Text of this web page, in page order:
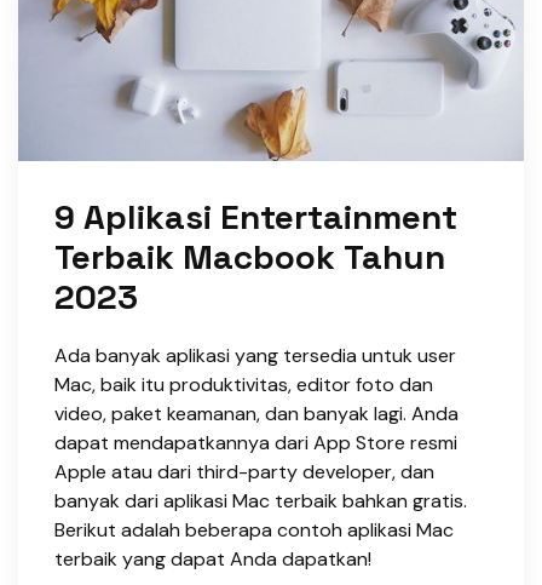
9 Aplikasi Entertainment
Terbaik Macbook Tahun
2023
Ada banyak aplikasi yang tersedia untuk user
Mac, baik itu produktivitas, editor foto dan
video, paket keamanan, dan banyak lagi. Anda
dapat mendapatkannya dari App Store resmi
Apple atau dari third-party developer, dan
banyak dari aplikasi Mac terbaik bahkan gratis.
Berikut adalah beberapa contoh aplikasi Mac
terbaik yang dapat Anda dapatkan!